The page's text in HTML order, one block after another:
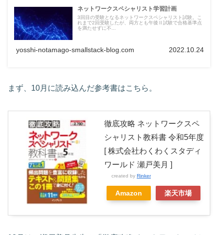
ネットワークスペシャリスト学習計画
3回目の受験となるネットワークスペシャリスト試験。こ
れまで2回受験したが、両方とも午後Ⅱ試験で合格基準点
を満たせずに不...
yosshi-notamago-smallstack-blog.com 2022.10.24
まず、10月に読み込んだ参考書はこちら。
徹底攻略 ネットワークスペ
シャリスト教科書 令和5年度
[ 株式会社わくわくスタディ
ワールド 瀬戸美月 ]
created by Rinker
Amazon 楽天市場